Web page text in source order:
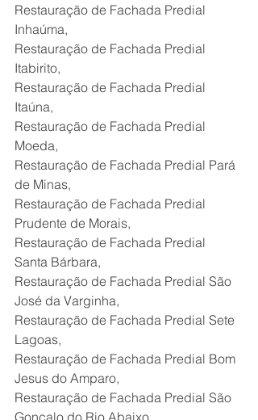
Restauração de Fachada Predial
Inhaúma,
Restauração de Fachada Predial
Itabirito,
Restauração de Fachada Predial
Itaúna,
Restauração de Fachada Predial
Moeda,
Restauração de Fachada Predial Pará
de Minas,
Restauração de Fachada Predial
Prudente de Morais,
Restauração de Fachada Predial
Santa Bárbara,
Restauração de Fachada Predial São
José da Varginha,
Restauração de Fachada Predial Sete
Lagoas,
Restauração de Fachada Predial Bom
Jesus do Amparo,
Restauração de Fachada Predial São